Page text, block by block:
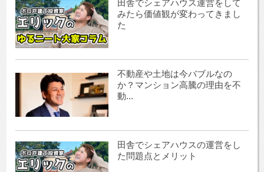
田舎でシェアハウス運営をして
みたら価値観が変わってきまし
た
不動産や土地は今バブルなの
か？マンション高騰の理由を不
動...
田舎でシェアハウスの運営をし
た問題点とメリット